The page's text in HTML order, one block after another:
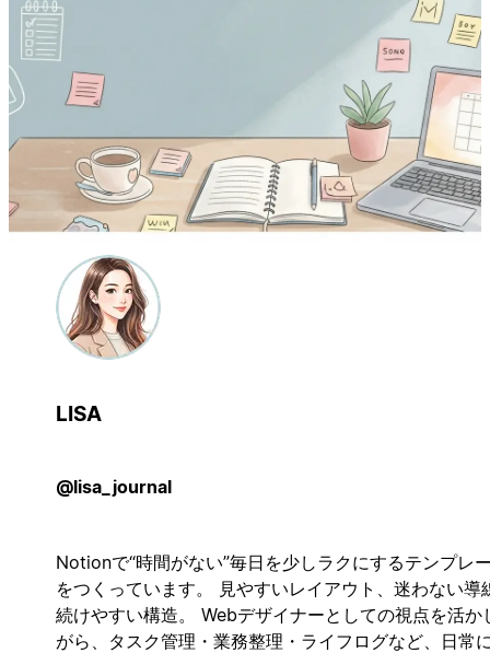
LISA
@lisa_journal
Notionで“時間がない”毎日を少しラクにするテンプレ
をつくっています。 見やすいレイアウト、迷わない導
続けやすい構造。 Webデザイナーとしての視点を活か
がら、タスク管理・業務整理・ライフログなど、日常